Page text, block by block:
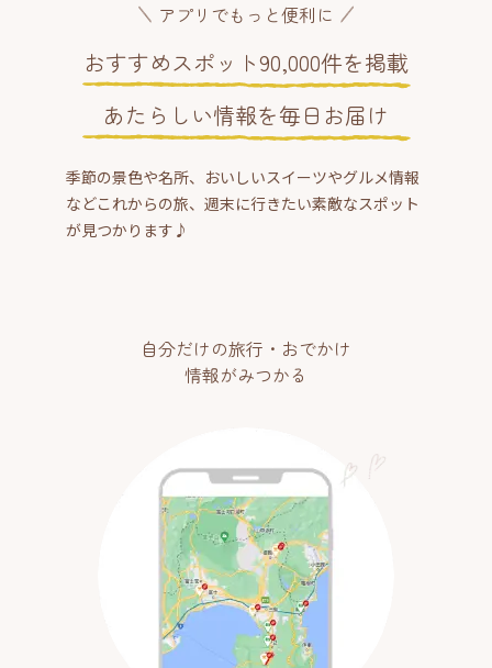
アプリでもっと便利に
おすすめスポット90,000件を掲載
あたらしい情報を毎日お届け
季節の景色や名所、おいしいスイーツやグルメ情報
などこれからの旅、週末に行きたい素敵なスポット
が見つかります♪
自分だけの旅行・おでかけ
情報がみつかる